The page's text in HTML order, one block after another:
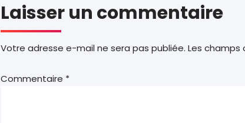
Laisser un commentaire
Votre adresse e-mail ne sera pas publiée. Les champs
Commentaire *